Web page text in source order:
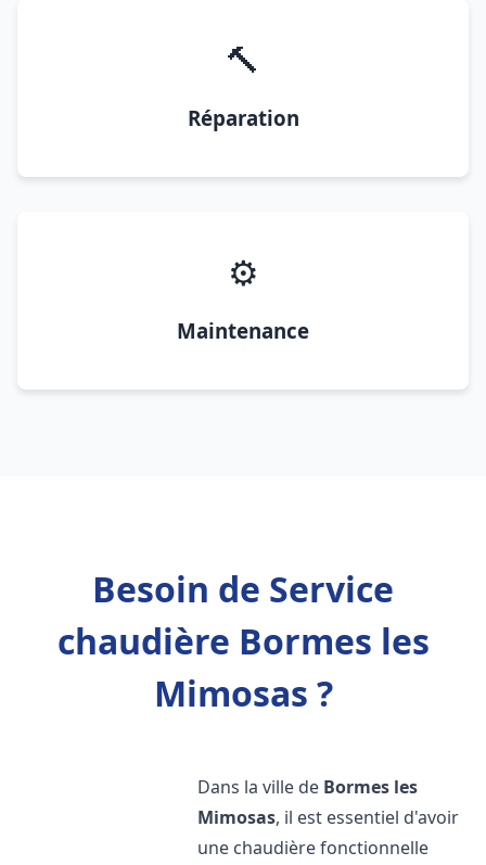
🔨
Réparation
⚙️
Maintenance
Besoin de Service
chaudière Bormes les
Mimosas ?
Dans la ville de Bormes les
Mimosas, il est essentiel d'avoir
une chaudière fonctionnelle